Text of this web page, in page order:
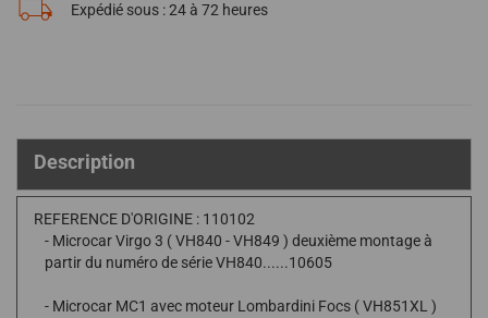
Expédié sous :24 à 72 heures
Description
REFERENCE D'ORIGINE : 110102
- Microcar Virgo 3 ( VH840 - VH849 ) deuxième montage à
partir du numéro de série VH840......10605
- Microcar MC1 avec moteur Lombardini Focs ( VH851XL )